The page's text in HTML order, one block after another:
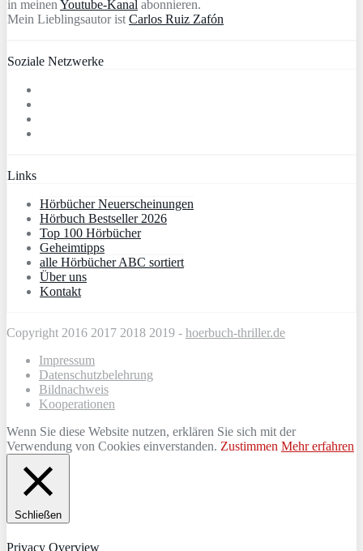
in meinen Youtube-Kanal abonnieren.
Mein Lieblingsautor ist Carlos Ruiz Zafón
Soziale Netzwerke
Links
Hörbücher Neuerscheinungen
Hörbuch Bestseller 2026
Top 100 Hörbücher
Geheimtipps
alle Hörbücher ABC sortiert
Über uns
Kontakt
Copyright 2016 2017 2018 2019 - hoerbuch-thriller.de
Impressum
Datenschutzbelehrung
Bildnachweis
Kooperationen
Wenn Sie diese Website nutzen, erklären Sie sich mit der
Verwendung von Cookies einverstanden. Zustimmen Mehr erfahren
Schließen
Privacy Overview